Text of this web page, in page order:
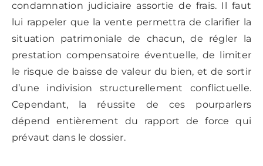
condamnation judiciaire assortie de frais. Il faut
lui rappeler que la vente permettra de clarifier la
situation patrimoniale de chacun, de régler la
prestation compensatoire éventuelle, de limiter
le risque de baisse de valeur du bien, et de sortir
d’une indivision structurellement conflictuelle.
Cependant, la réussite de ces pourparlers
dépend entièrement du rapport de force qui
prévaut dans le dossier.